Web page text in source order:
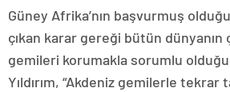
Güney Afrika’nın başvurmuş
çıkan karar gereği bütün dünyanın
gemileri korumakla sorumlu
Yıldırım, “Akdeniz gemilerle tekrar